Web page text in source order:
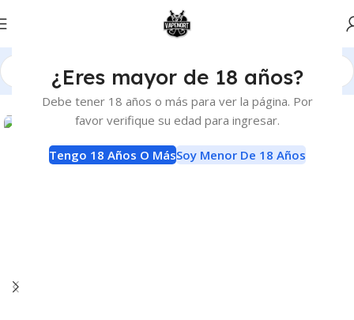
¿Eres mayor de 18 años?
Debe tener 18 años o más para ver la página. Por
favor verifique su edad para ingresar.
Tengo 18 Años O MásSoy Menor De 18 Años
Inicio Atomizadores RDTA